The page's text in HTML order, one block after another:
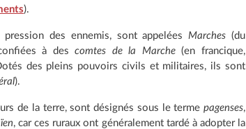
).
des ennemis, sont appelées Marches (du
à descomtes de la Marche(en francique,
des pleins pouvoirs civils et militaires, ils sont
).
de la terre, sont désignés sous le termepagenses,
, car ces ruraux ont généralement tardé à adopter la